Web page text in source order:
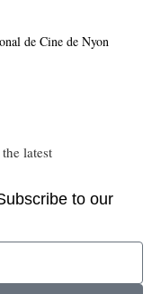
de Cine de Nyon
latest
to our